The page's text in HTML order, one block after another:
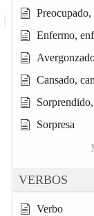
Preocupado,
Enfermo,
Cansado,
Sorpresa
VERBOS
Verbo